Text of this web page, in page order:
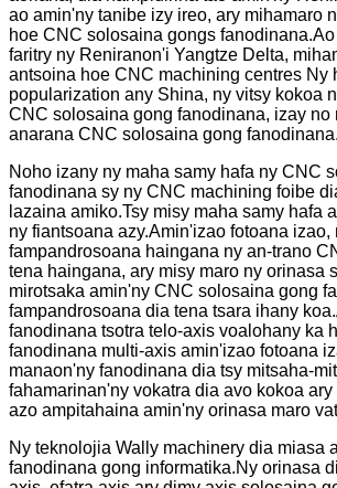
ao amin'ny tanibe izy ireo, ary mihamaro
hoe CNC solosaina gongs
faritry ny Reniranon'i Yangtze Delta,
antsoina hoe CNC machining centres Ny
popularization any Shina, ny vitsy kokoa
CNC solosaina gong fanodinana, izay no
anarana CNC solosaina gong fanodinana.
Noho izany ny maha samy hafa ny CNC
fanodinana sy ny CNC machining foibe
lazaina amiko.Tsy misy maha samy hafa
ny fiantsoana azy.Amin'izao fotoana izao,
fampandrosoana haingana ny an-trano
tena haingana, ary misy maro ny orinasa
mirotsaka amin'ny CNC solosaina gong
fampandrosoana dia tena tsara ihany
fanodinana tsotra telo-axis voalohany ka
fanodinana multi-axis amin'izao fotoana
manaon'ny fanodinana dia tsy mitsaha-
fahamarinan'ny vokatra dia avo kokoa
azo ampitahaina amin'ny orinasa maro
Ny teknolojia Wally machinery dia miasa
fanodinana gong informatika.Ny orinasa